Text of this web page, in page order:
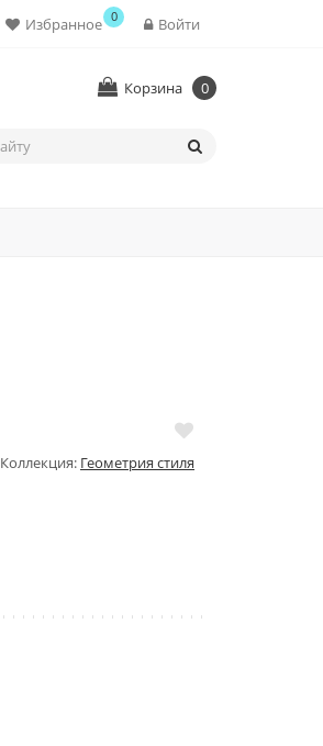
Войти
Избранное 0
Корзина 0
Коллекция: Геометрия стиля